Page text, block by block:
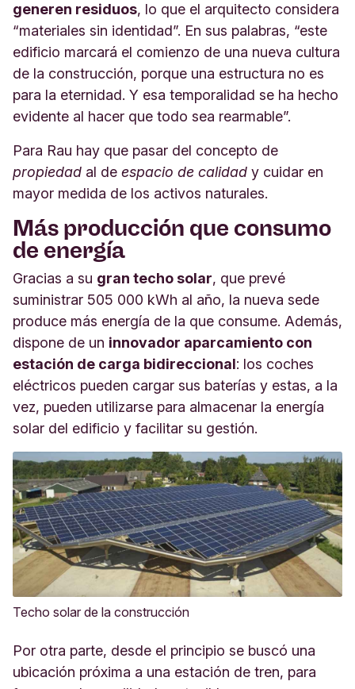
generen residuos, lo que el arquitecto considera
“materiales sin identidad”. En sus palabras, “este
edificio marcará el comienzo de una nueva cultura
de la construcción, porque una estructura no es
para la eternidad. Y esa temporalidad se ha hecho
evidente al hacer que todo sea rearmable”.
Para Rau hay que pasar del concepto de
propiedad al de espacio de calidad y cuidar en
mayor medida de los activos naturales.
Más producción que consumo
de energía
Gracias a su gran techo solar, que prevé
suministrar 505 000 kWh al año, la nueva sede
produce más energía de la que consume. Además,
dispone de un innovador aparcamiento con
estación de carga bidireccional: los coches
eléctricos pueden cargar sus baterías y estas, a la
vez, pueden utilizarse para almacenar la energía
solar del edificio y facilitar su gestión.
Techo solar de la construcción
Por otra parte, desde el principio se buscó una
ubicación próxima a una estación de tren, para